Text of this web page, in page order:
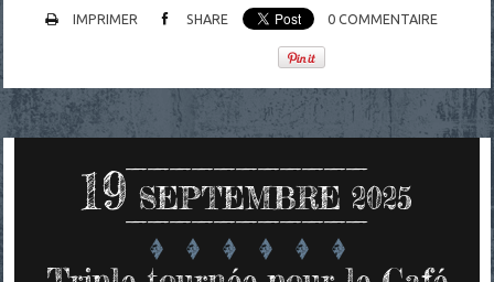
IMPRIMER SHARE 0 COMMENTAIRE
19 SEPTEMBRE 2025